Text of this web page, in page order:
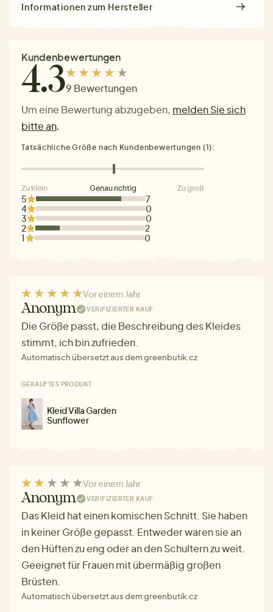
Informationen zum Hersteller
Kundenbewertungen
4.39 Bewertungen
Um eine Bewertung abzugeben, melden Sie sich
bitte an.
5
7
4
0
3
0
2
2
1
0
Tatsächliche Größe nach Kundenbewertungen (1):
Zu klein Genau richtig Zu groß
Vor einem Jahr
Anonym VERIFIZIERTER KAUF
Die Größe passt, die Beschreibung des Kleides
stimmt, ich bin zufrieden.
Automatisch übersetzt aus dem greenbutik.cz
GEKAUFTES PRODUKT
Kleid Villa Garden
Sunflower
Vor einem Jahr
Anonym VERIFIZIERTER KAUF
Das Kleid hat einen komischen Schnitt. Sie haben
in keiner Größe gepasst. Entweder waren sie an
den Hüften zu eng oder an den Schultern zu weit.
Geeignet für Frauen mit übermäßig großen
Brüsten.
Automatisch übersetzt aus dem greenbutik.cz